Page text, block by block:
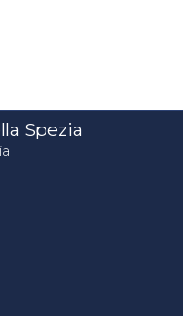
Spezia